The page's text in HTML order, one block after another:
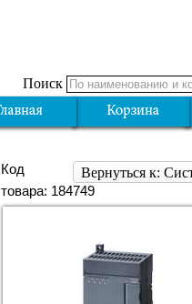
Поиск
Вернуться к:
Код
товара: 184749